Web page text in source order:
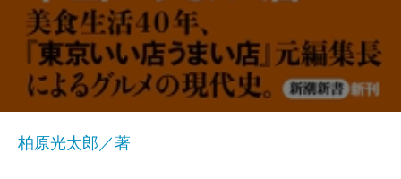
柏原光太郎／著